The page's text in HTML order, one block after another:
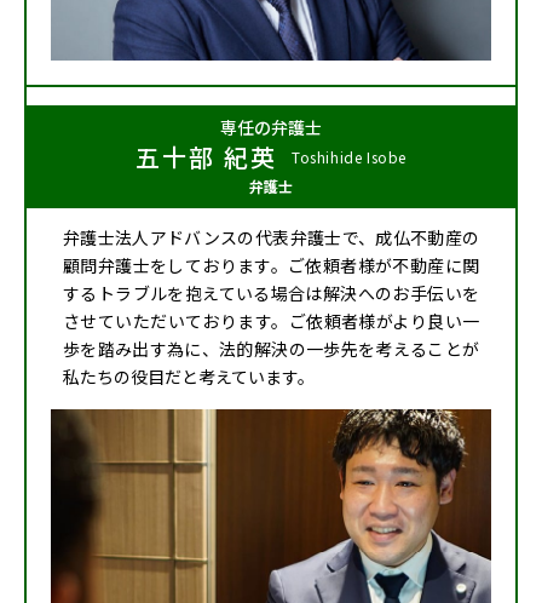
専任の弁護士
五十部 紀英
Toshihide Isobe
弁護士
弁護士法人アドバンスの代表弁護士で、成仏不動産の
顧問弁護士をしております。ご依頼者様が不動産に関
するトラブルを抱えている場合は解決へのお手伝いを
させていただいております。ご依頼者様がより良い一
歩を踏み出す為に、法的解決の一歩先を考えることが
私たちの役目だと考えています。